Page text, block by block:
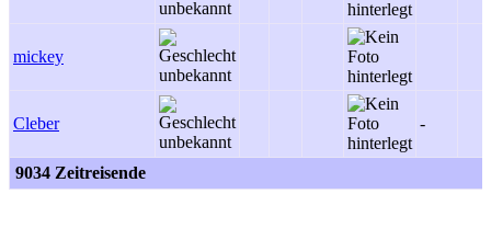
mickey
Cleber -
9034 Zeitreisende